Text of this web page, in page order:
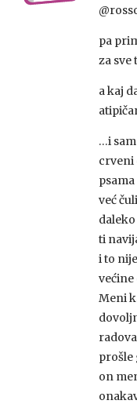
pa
za sve
a kaj
…i
crveni
već
ti
i to
većine
Meni
prošle
on